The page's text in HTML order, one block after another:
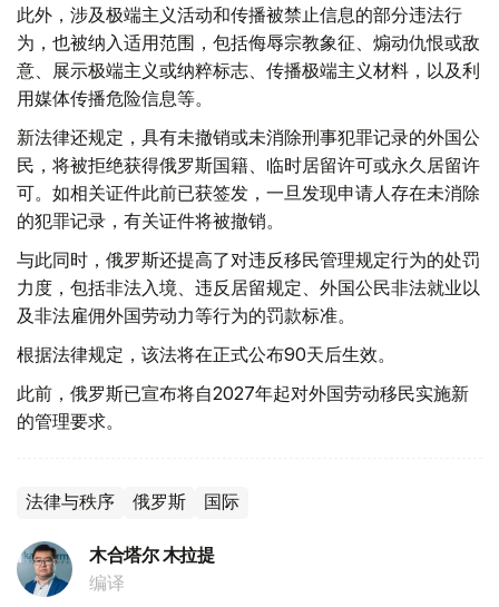
此外，涉及极端主义活动和传播被禁止信息的部分违法行
为，也被纳入适用范围，包括侮辱宗教象征、煽动仇恨或敌
意、展示极端主义或纳粹标志、传播极端主义材料，以及利
用媒体传播危险信息等。
新法律还规定，具有未撤销或未消除刑事犯罪记录的外国公
民，将被拒绝获得俄罗斯国籍、临时居留许可或永久居留许
可。如相关证件此前已获签发，一旦发现申请人存在未消除
的犯罪记录，有关证件将被撤销。
与此同时，俄罗斯还提高了对违反移民管理规定行为的处罚
力度，包括非法入境、违反居留规定、外国公民非法就业以
及非法雇佣外国劳动力等行为的罚款标准。
根据法律规定，该法将在正式公布90天后生效。
此前，俄罗斯已宣布将自2027年起对外国劳动移民实施新
的管理要求。
法律与秩序 俄罗斯 国际
木合塔尔 木拉提
编译